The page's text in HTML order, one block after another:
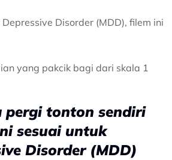
Disorder (MDD), filem ini
yang pakcik bagi dari skala 1
pergi tonton sendiri
sesuai untuk
Disorder (MDD)